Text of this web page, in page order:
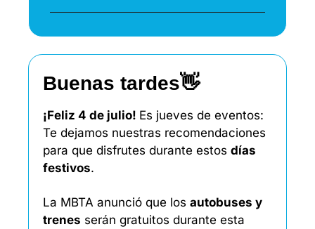
Buenas tardes👋
¡Feliz 4 de julio! Es jueves de eventos:
Te dejamos nuestras recomendaciones
para que disfrutes durante estos días
festivos.
La MBTA anunció que los autobuses y
trenes serán gratuitos durante esta